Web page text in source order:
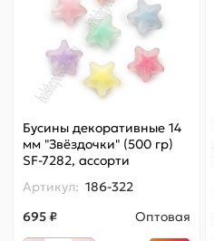
Бусины декоративные 14
мм "Звёздочки" (500 гр)
SF-7282, ассорти
Артикул: 186-322
695 ₽
Оптовая